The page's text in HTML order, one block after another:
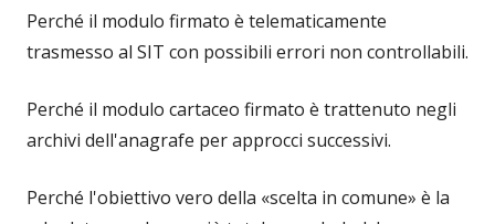
Perché il modulo firmato è telematicamente
trasmesso al SIT con possibili errori non controllabili.
Perché il modulo cartaceo firmato è trattenuto negli
archivi dell'anagrafe per approcci successivi.
Perché l'obiettivo vero della «scelta in comune» è la